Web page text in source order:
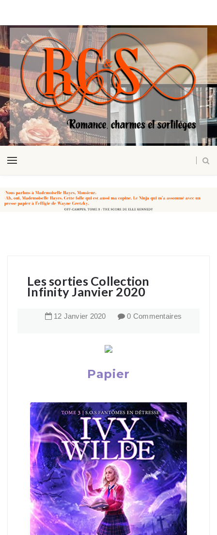
Les sorties Collection
Infinity Janvier 2020
12 Janvier 2020 0 Commentaires
Papier